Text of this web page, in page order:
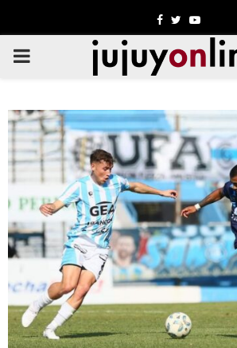
Facebook
TwitterYoutube
PRIMARY